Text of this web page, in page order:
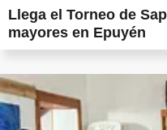
Llega el Torneo de
mayores en Epuyén